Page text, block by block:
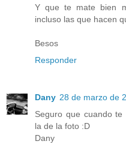
Y que te mate bien
incluso las que hacen
Besos
Responder
Dany 28 de marzo de
Seguro que cuando te
la de la foto :D
Dany